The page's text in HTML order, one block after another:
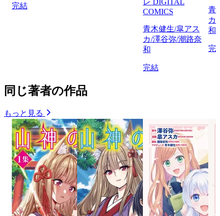
完結
レ DIGITAL
COMICS
青木健生/皐アス
カ/澤谷弥/潮路奈
和
完結
青
カ
和
完
同じ著者の作品
もっと見る